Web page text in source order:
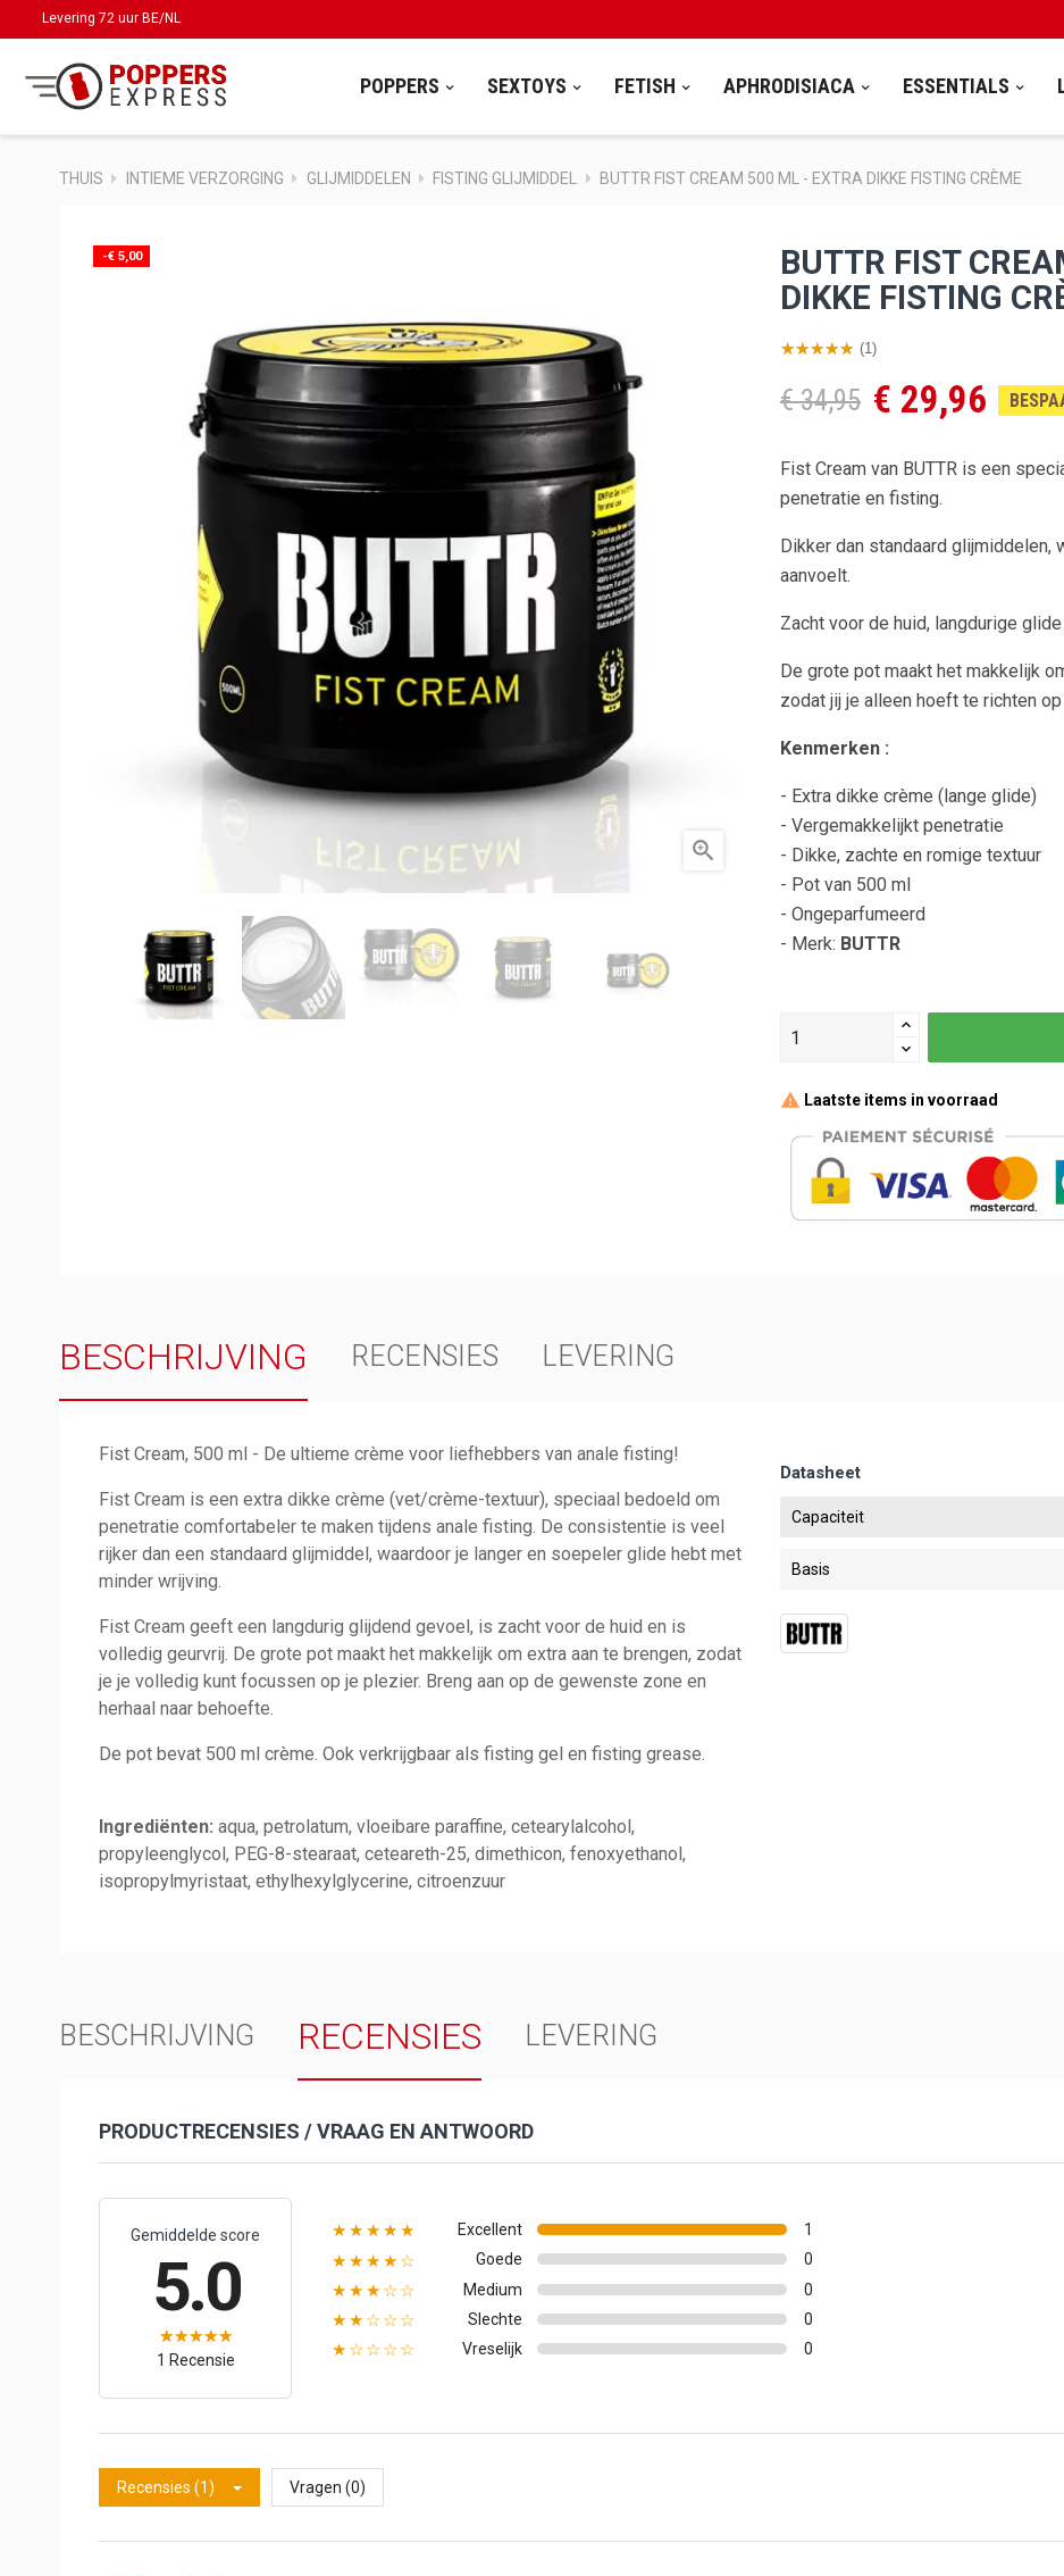
Levering 72 uur BE/NL
POPPERS SEXTOYS FETISH APHRODISIACA ESSENTIALS
THUIS INTIEME VERZORGING GLIJMIDDELEN FISTING GLIJMIDDEL BUTTR FIST CREAM 500 ML - EXTRA DIKKE FISTING CRÈME
-€ 5,00

BUTTR FIST
DIKKE FISTING
(1)
€ 34,95 € 29,96
Fist Cream van BUTTR is een
penetratie en fisting.
Dikker dan standaard
aanvoelt.
Zacht voor de huid, langdurige
De grote pot maakt het makkelijk
zodat jij je alleen hoeft te richten
Kenmerken :
- Extra dikke crème (lange glide)
- Vergemakkelijkt penetratie
- Dikke, zachte en romige textuur
- Pot van 500 ml
- Ongeparfumeerd
- Merk: BUTTR
Laatste items in voorraad
BESCHRIJVING RECENSIES LEVERING
Fist Cream, 500 ml - De ultieme crème voor liefhebbers van anale fisting!
Fist Cream is een extra dikke crème (vet/crème-textuur), speciaal bedoeld om
penetratie comfortabeler te maken tijdens anale fisting. De consistentie is veel
rijker dan een standaard glijmiddel, waardoor je langer en soepeler glide hebt met
minder wrijving.
Fist Cream geeft een langdurig glijdend gevoel, is zacht voor de huid en is
volledig geurvrij. De grote pot maakt het makkelijk om extra aan te brengen, zodat
je je volledig kunt focussen op je plezier. Breng aan op de gewenste zone en
herhaal naar behoefte.
De pot bevat 500 ml crème. Ook verkrijgbaar als fisting gel en fisting grease.
Ingrediënten: aqua, petrolatum, vloeibare paraffine, cetearylalcohol,
propyleenglycol, PEG-8-stearaat, ceteareth-25, dimethicon, fenoxyethanol,
isopropylmyristaat, ethylhexylglycerine, citroenzuur
Datasheet
Capaciteit
Basis
BESCHRIJVING RECENSIES LEVERING
PRODUCTRECENSIES / VRAAG EN ANTWOORD
Gemiddelde score
5.0
1 Recensie
★★★★★ Excellent 1
★★★★☆ Goede 0
★★★☆☆ Medium 0
★★☆☆☆ Slechte 0
★☆☆☆☆ Vreselijk 0
Recensies (1) Vragen (0)